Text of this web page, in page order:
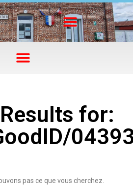
for:
pas ce que vous cherchez.